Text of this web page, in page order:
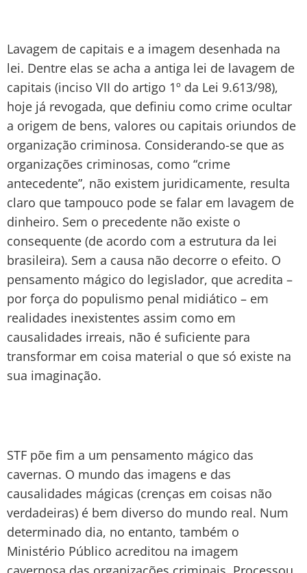
Lavagem de capitais e a imagem desenhada na
lei. Dentre elas se acha a antiga lei de lavagem de
capitais (inciso VII do artigo 1º da Lei 9.613/98),
hoje já revogada, que definiu como crime ocultar
a origem de bens, valores ou capitais oriundos de
organização criminosa. Considerando-se que as
organizações criminosas, como “crime
antecedente”, não existem juridicamente, resulta
claro que tampouco pode se falar em lavagem de
dinheiro. Sem o precedente não existe o
consequente (de acordo com a estrutura da lei
brasileira). Sem a causa não decorre o efeito. O
pensamento mágico do legislador, que acredita –
por força do populismo penal midiático – em
realidades inexistentes assim como em
causalidades irreais, não é suficiente para
transformar em coisa material o que só existe na
sua imaginação.
STF põe fim a um pensamento mágico das
cavernas. O mundo das imagens e das
causalidades mágicas (crenças em coisas não
verdadeiras) é bem diverso do mundo real. Num
determinado dia, no entanto, também o
Ministério Público acreditou na imagem